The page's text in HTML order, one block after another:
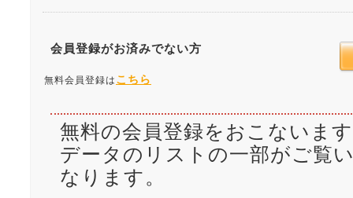
会員登録がお済みでない方
無料会員登録は こちら
無料の会員登録をおこないま
データのリストの一部がご覧
なります。